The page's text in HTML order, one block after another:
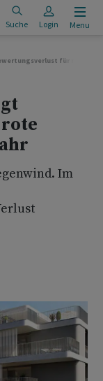
Suche Login Menu
für rote
Im